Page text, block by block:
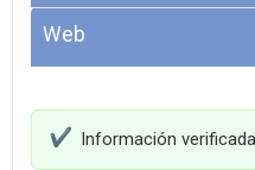
Web
Información